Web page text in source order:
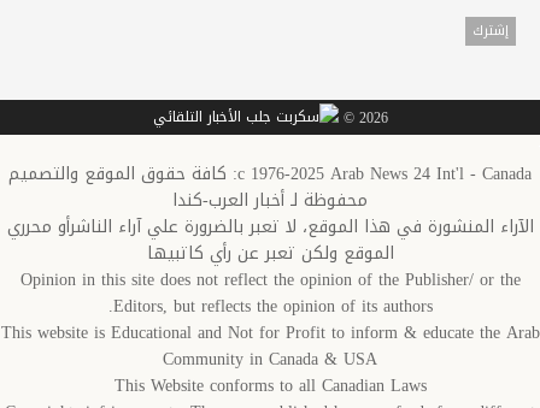
2026 ©
c 1976-2025 Arab News 24 Int'l - Canada: كافة حقوق الموقع والتصميم
محفوظة لـ أخبار العرب-كندا
الآراء المنشورة في هذا الموقع، لا تعبر بالضرورة علي آراء الناشرأو محرري
الموقع ولكن تعبر عن رأي كاتبيها
Opinion in this site does not reflect the opinion of the Publisher/ or the
Editors, but reflects the opinion of its authors.
This website is Educational and Not for Profit to inform & educate the Arab
Community in Canada & USA
This Website conforms to all Canadian Laws